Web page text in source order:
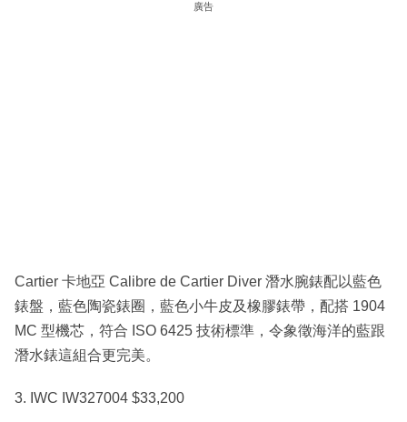
廣告
Cartier 卡地亞 Calibre de Cartier Diver 潛水腕錶配以藍色
錶盤，藍色陶瓷錶圈，藍色小牛皮及橡膠錶帶，配搭 1904
MC 型機芯，符合 ISO 6425 技術標準，令象徵海洋的藍跟
潛水錶這組合更完美。
3. IWC IW327004 $33,200